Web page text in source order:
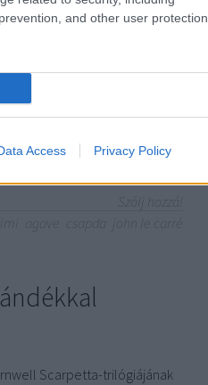
and other user protection.
Access Privacy Policy
Karla-trilógia záró darabjához,
Scarpetta-trilógiájának